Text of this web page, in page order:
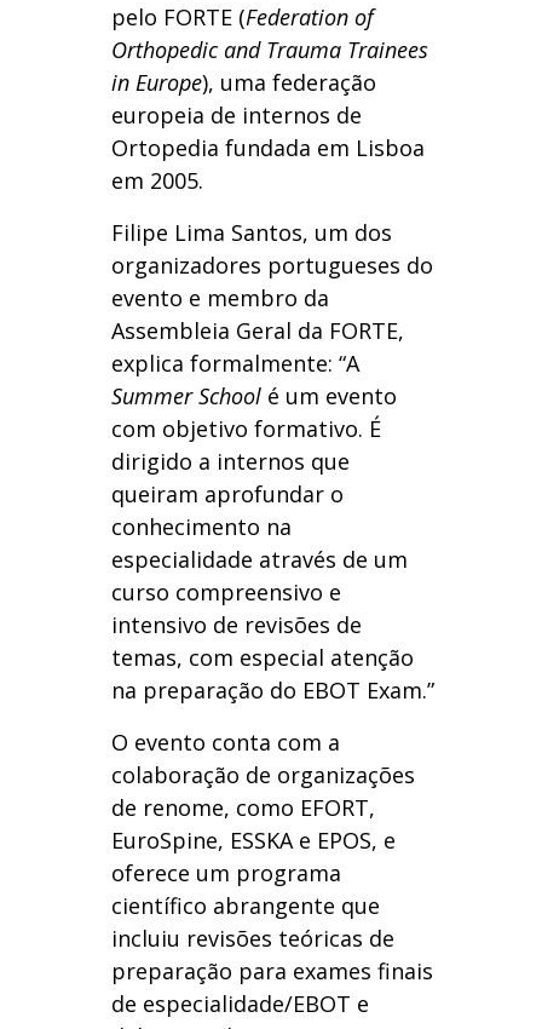
pelo FORTE (Federation of
Orthopedic and Trauma Trainees
in Europe), uma federação
europeia de internos de
Ortopedia fundada em Lisboa
em 2005.
Filipe Lima Santos, um dos
organizadores portugueses do
evento e membro da
Assembleia Geral da FORTE,
explica formalmente: “A
Summer Schoolé um evento
com objetivo formativo. É
dirigido a internos que
queiram aprofundar o
conhecimento na
especialidade através de um
curso compreensivo e
intensivo de revisões de
temas, com especial atenção
na preparação do EBOT Exam.”
O evento conta com a
colaboração de organizações
de renome, como EFORT,
EuroSpine, ESSKA e EPOS, e
oferece um programa
científico abrangente que
incluiu revisões teóricas de
preparação para exames finais
de especialidade/EBOT e